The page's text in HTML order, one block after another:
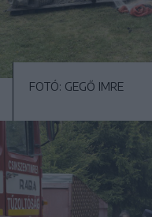
FOTÓ: GEGŐ IMRE